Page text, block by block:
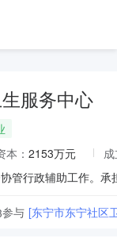
服务中心
本： 2153万元
参与 [东宁市东宁社区